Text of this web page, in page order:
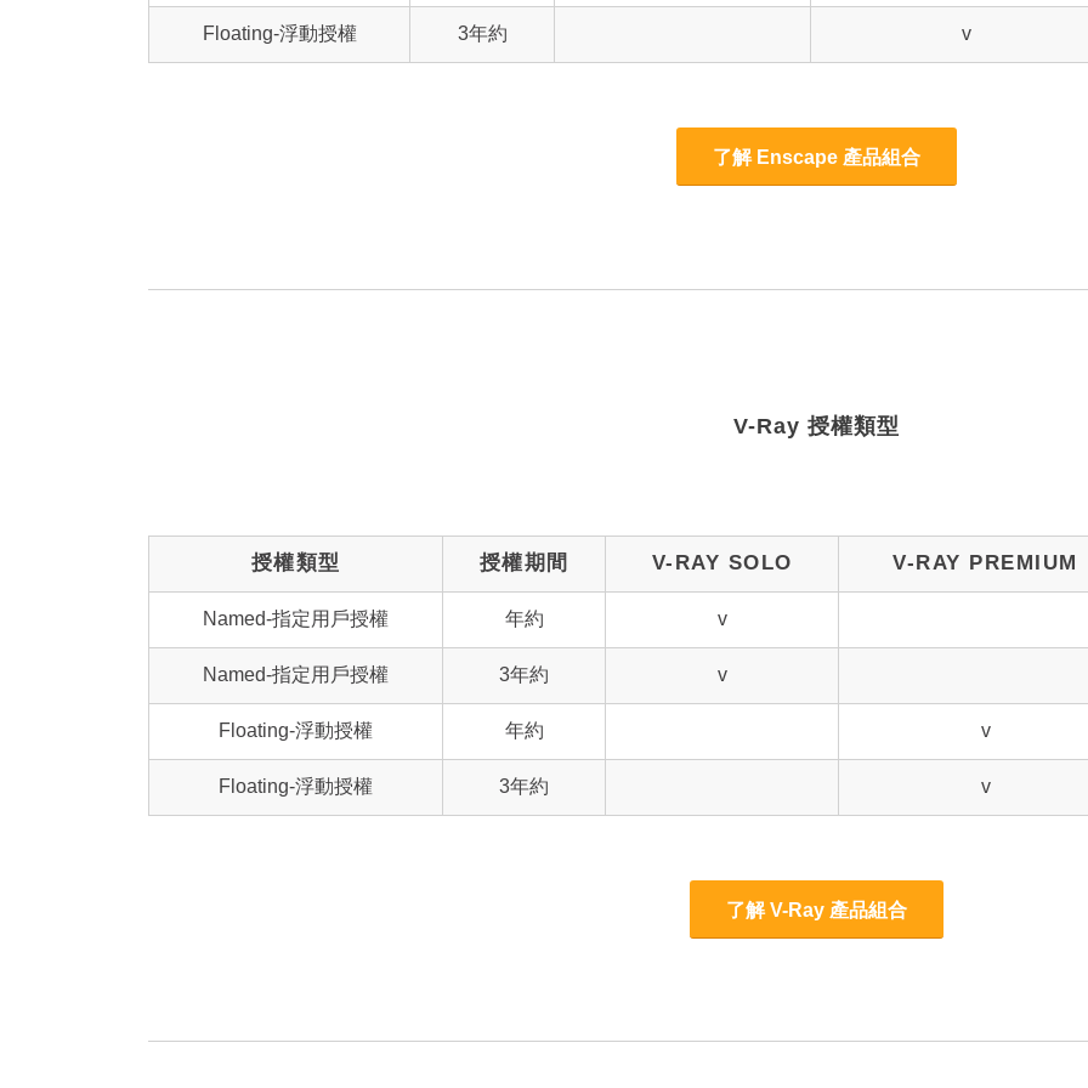
Floating-浮動授權 3年約 v
了解 Enscape 產品組合
V-Ray 授權類型
授權類型 授權期間 V-RAY SOLO V-RAY PREMIUM
Named-指定用戶授權 年約 v
Named-指定用戶授權 3年約 v
Floating-浮動授權 年約 v
Floating-浮動授權 3年約 v
了解 V-Ray 產品組合